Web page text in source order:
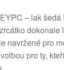
– lak šedá
dokonale
navržené pro
pro ty,